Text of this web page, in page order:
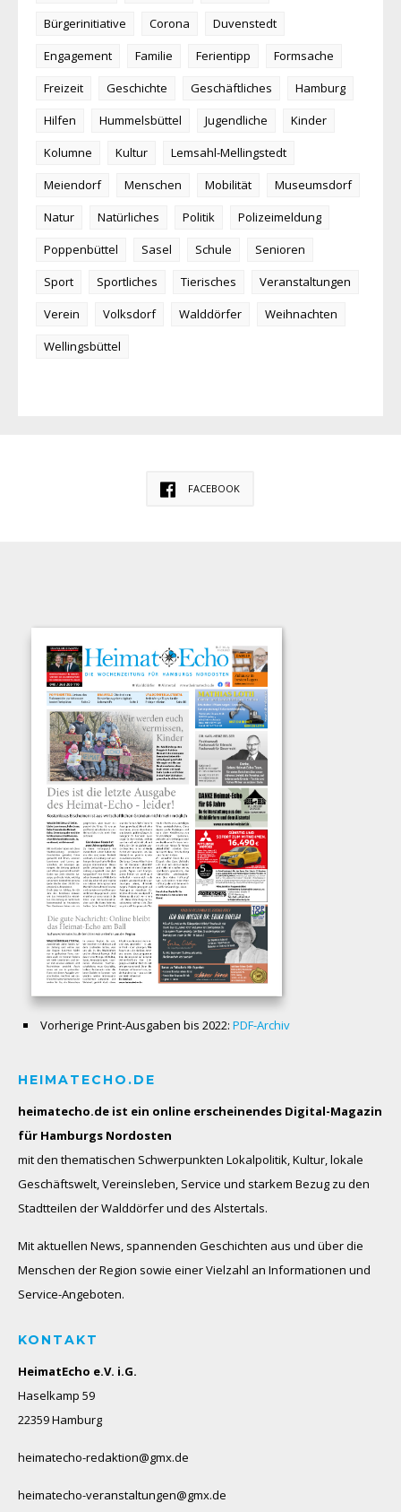
Bürgerinitiative
Corona
Duvenstedt
Engagement
Familie Ferientipp
Formsache
Freizeit
Geschichte Geschäftliches
Hamburg
Hilfen
Hummelsbüttel Jugendliche
Kinder
Kolumne
Kultur
Lemsahl-Mellingstedt
Meiendorf
Menschen Mobilität
Museumsdorf
Natur
Natürliches Politik
Polizeimeldung
Poppenbüttel
Sasel Schule
Senioren
Sport
Sportliches Tierisches
Veranstaltungen
Verein
Volksdorf Walddörfer
Weihnachten
Wellingsbüttel
FACEBOOK
Vorherige Print-Ausgaben bis 2022: PDF-Archiv
HEIMATECHO.DE
heimatecho.de ist ein online erscheinendes Digital-Magazin
für Hamburgs Nordosten
mit den thematischen Schwerpunkten Lokalpolitik, Kultur, lokale
Geschäftswelt, Vereinsleben, Service und starkem Bezug zu den
Stadtteilen der Walddörfer und des Alstertals.
Mit aktuellen News, spannenden Geschichten aus und über die
Menschen der Region sowie einer Vielzahl an Informationen und
Service-Angeboten.
KONTAKT
HeimatEcho e.V. i.G.
Haselkamp 59
22359 Hamburg
heimatecho-redaktion@gmx.de
heimatecho-veranstaltungen@gmx.de